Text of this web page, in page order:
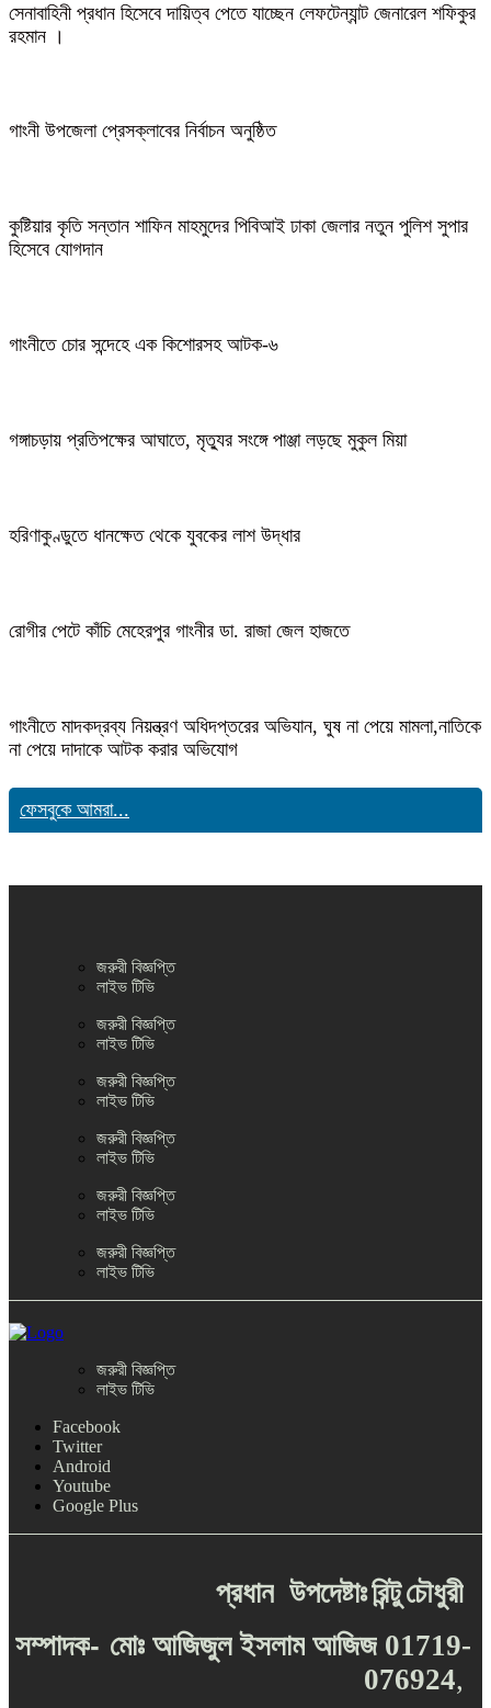
সেনাবাহিনী প্রধান হিসেবে দায়িত্ব পেতে যাচ্ছেন লেফটেন্যান্ট জেনারেল শফিকুর
রহমান ।
গাংনী উপজেলা প্রেসক্লাবের নির্বাচন অনুষ্ঠিত
কুষ্টিয়ার কৃতি সন্তান শাফিন মাহমুদের পিবিআই ঢাকা জেলার নতুন পুলিশ সুপার
হিসেবে যোগদান
গাংনীতে চোর সন্দেহে এক কিশোরসহ আটক-৬
গঙ্গাচড়ায় প্রতিপক্ষের আঘাতে, মৃত্যুর সংঙ্গে পাঞ্জা লড়ছে মুকুল মিয়া
হরিণাকুণ্ডুতে ধানক্ষেত থেকে যুবকের লাশ উদ্ধার
রোগীর পেটে কাঁচি মেহেরপুর গাংনীর ডা. রাজা জেল হাজতে
গাংনীতে মাদকদ্রব্য নিয়ন্ত্রণ অধিদপ্তরের অভিযান, ঘুষ না পেয়ে মামলা,নাতিকে
না পেয়ে দাদাকে আটক করার অভিযোগ
ফেসবুকে আমরা...
জরুরী বিজ্ঞপ্তি
লাইভ টিভি
জরুরী বিজ্ঞপ্তি
লাইভ টিভি
জরুরী বিজ্ঞপ্তি
লাইভ টিভি
জরুরী বিজ্ঞপ্তি
লাইভ টিভি
জরুরী বিজ্ঞপ্তি
লাইভ টিভি
জরুরী বিজ্ঞপ্তি
লাইভ টিভি
জরুরী বিজ্ঞপ্তি
লাইভ টিভি
Facebook
Twitter
Android
Youtube
Google Plus
প্রধান উপদেষ্টাঃরিন্টুচৌধুরী
সম্পাদক- মোঃ আজিজুল ইসলাম আজিজ 01719-
076924,